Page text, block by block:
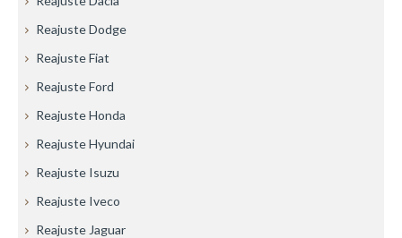
Reajuste Dodge
Reajuste Fiat
Reajuste Ford
Reajuste Honda
Reajuste Hyundai
Reajuste Isuzu
Reajuste Iveco
Reajuste Jaguar